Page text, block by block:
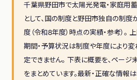
千葉県野田市で太陽光発電・家庭用
として、国の制度と野田市独自の制度
度（令和8年度） 時点の実績・参考）。
期間・予算状況は制度や年度により
定できません。 下表に概要を、ペー
をまとめています。最新・正確な情報